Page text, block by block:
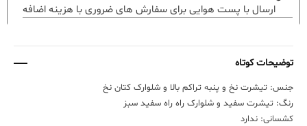
ارسال با پست هوایی برای سفارش های ضروری با هزینه اضافه
توضیحات کوتاه
جنس: تیشرت نخ و پنبه تراکم بالا و شلوارک کتان نخ
رنگ: تیشرت سفید و شلوارک راه راه سفید سبز
کشسانی: ندارد